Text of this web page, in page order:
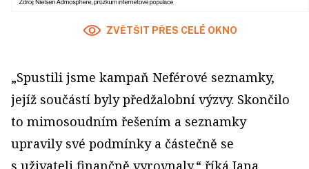
ZVĚTŠIT PŘES CELÉ OKNO
„Spustili jsme kampaň Neférové seznamky,
jejíž součástí byly předžalobní výzvy. Skončilo
to mimosoudním řešením a seznamky
upravily své podmínky a částečně se